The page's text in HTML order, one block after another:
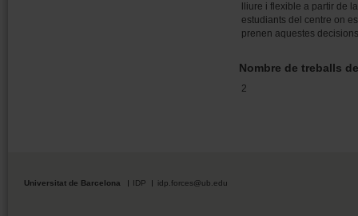
lliure i flexible a partir de
estudiants del centre on
prenen aquestes
Nombre de treballs
2
Universitat de Barcelona IDP idp.forces@ub.edu